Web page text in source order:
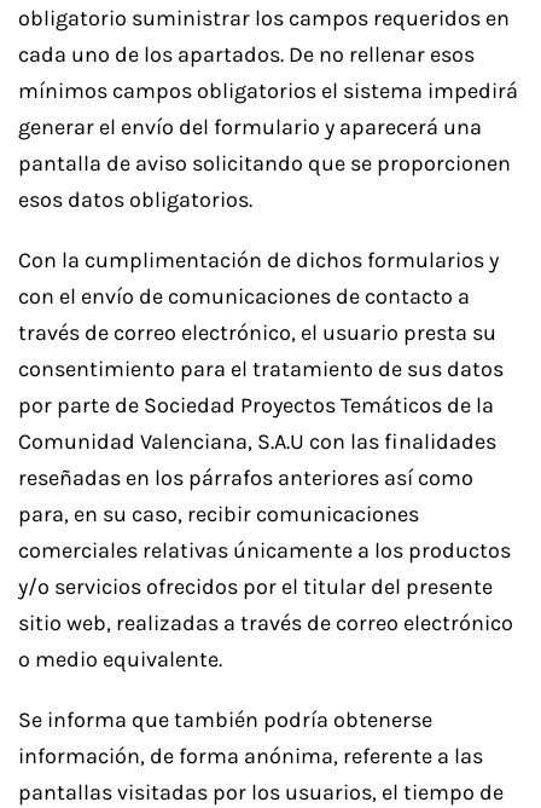
obligatorio suministrar los campos requeridos en
cada uno de los apartados. De no rellenar esos
mínimos campos obligatorios el sistema impedirá
generar el envío del formulario y aparecerá una
pantalla de aviso solicitando que se proporcionen
esos datos obligatorios.
Con la cumplimentación de dichos formularios y
con el envío de comunicaciones de contacto a
través de correo electrónico, el usuario presta su
consentimiento para el tratamiento de sus datos
por parte de Sociedad Proyectos Temáticos de la
Comunidad Valenciana, S.A.U con las finalidades
reseñadas en los párrafos anteriores así como
para, en su caso, recibir comunicaciones
comerciales relativas únicamente a los productos
y/o servicios ofrecidos por el titular del presente
sitio web, realizadas a través de correo electrónico
o medio equivalente.
Se informa que también podría obtenerse
información, de forma anónima, referente a las
pantallas visitadas por los usuarios, el tiempo de